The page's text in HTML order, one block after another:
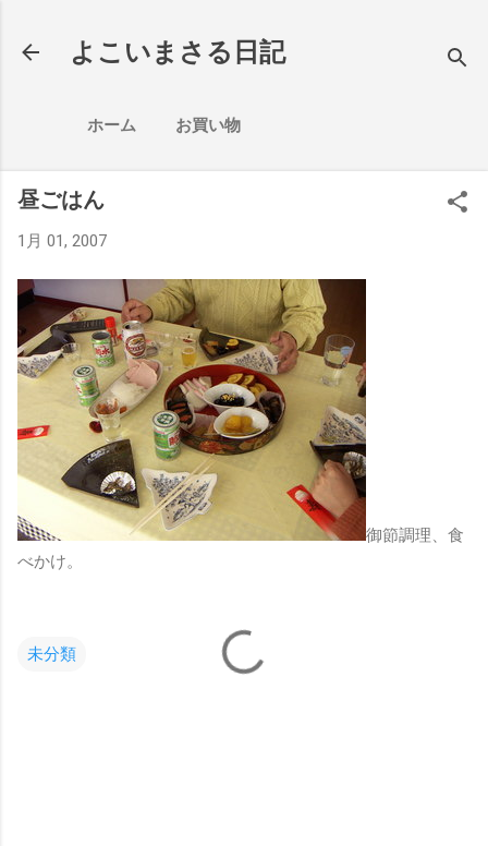
よこいまさる日記
ホーム お買い物
昼ごはん
1月 01, 2007
御節調理、食
べかけ。
未分類